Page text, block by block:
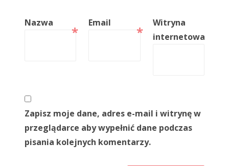
Nazwa
*
Email
*
Witryna
internetowa
Zapisz moje dane, adres e-mail i witrynę w
przeglądarce aby wypełnić dane podczas
pisania kolejnych komentarzy.